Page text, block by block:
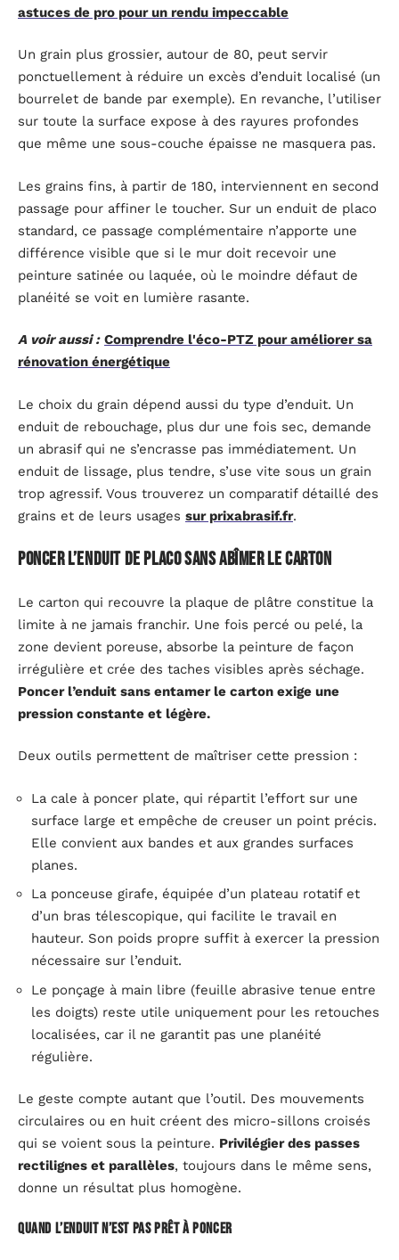
astuces de pro pour un rendu impeccable
Un grain plus grossier, autour de 80, peut servir
ponctuellement à réduire un excès d’enduit localisé (un
bourrelet de bande par exemple). En revanche, l’utiliser
sur toute la surface expose à des rayures profondes
que même une sous-couche épaisse ne masquera pas.
Les grains fins, à partir de 180, interviennent en second
passage pour affiner le toucher. Sur un enduit de placo
standard, ce passage complémentaire n’apporte une
différence visible que si le mur doit recevoir une
peinture satinée ou laquée, où le moindre défaut de
planéité se voit en lumière rasante.
A voir aussi : Comprendre l'éco-PTZ pour améliorer sa
rénovation énergétique
Le choix du grain dépend aussi du type d’enduit. Un
enduit de rebouchage, plus dur une fois sec, demande
un abrasif qui ne s’encrasse pas immédiatement. Un
enduit de lissage, plus tendre, s’use vite sous un grain
trop agressif. Vous trouverez un comparatif détaillé des
grains et de leurs usages sur prixabrasif.fr.
Poncer l’enduit de placo sans abîmer le carton
Le carton qui recouvre la plaque de plâtre constitue la
limite à ne jamais franchir. Une fois percé ou pelé, la
zone devient poreuse, absorbe la peinture de façon
irrégulière et crée des taches visibles après séchage.
Poncer l’enduit sans entamer le carton exige une
pression constante et légère.
Deux outils permettent de maîtriser cette pression :
La cale à poncer plate, qui répartit l’effort sur une
surface large et empêche de creuser un point précis.
Elle convient aux bandes et aux grandes surfaces
planes.
La ponceuse girafe, équipée d’un plateau rotatif et
d’un bras télescopique, qui facilite le travail en
hauteur. Son poids propre suffit à exercer la pression
nécessaire sur l’enduit.
Le ponçage à main libre (feuille abrasive tenue entre
les doigts) reste utile uniquement pour les retouches
localisées, car il ne garantit pas une planéité
régulière.
Le geste compte autant que l’outil. Des mouvements
circulaires ou en huit créent des micro-sillons croisés
qui se voient sous la peinture. Privilégier des passes
rectilignes et parallèles, toujours dans le même sens,
donne un résultat plus homogène.
Quand l’enduit n’est pas prêt à poncer